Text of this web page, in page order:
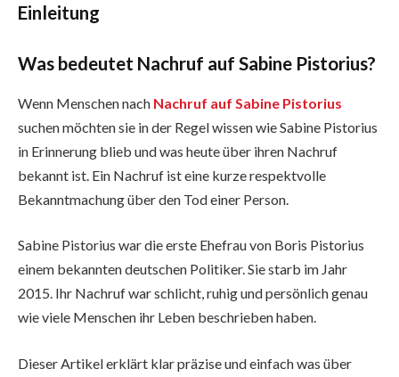
Einleitung
Was bedeutet Nachruf auf Sabine Pistorius?
Wenn Menschen nach Nachruf auf Sabine Pistorius
suchen möchten sie in der Regel wissen wie Sabine Pistorius
in Erinnerung blieb und was heute über ihren Nachruf
bekannt ist. Ein Nachruf ist eine kurze respektvolle
Bekanntmachung über den Tod einer Person.
Sabine Pistorius war die erste Ehefrau von Boris Pistorius
einem bekannten deutschen Politiker. Sie starb im Jahr
2015. Ihr Nachruf war schlicht, ruhig und persönlich genau
wie viele Menschen ihr Leben beschrieben haben.
Dieser Artikel erklärt klar präzise und einfach was über